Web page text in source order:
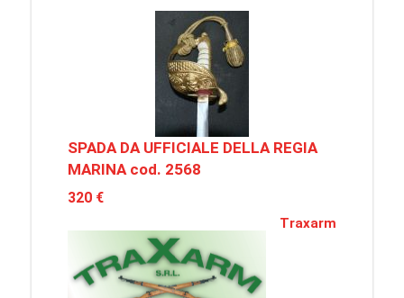
SPADA DA UFFICIALE DELLA REGIA
MARINA cod. 2568
320 €
Traxarm